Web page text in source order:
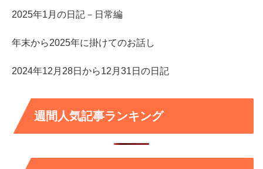
2025年1月の日記－日常編
年末から2025年に掛けてのお話し
2024年12月28日から12月31日の日記
週間人気記事ランキング